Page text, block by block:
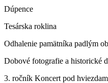
Dúpence
Tesárska roklina
Odhalenie pamätníka padlým
Dobové fotografie a historické
3. ročník Koncert pod